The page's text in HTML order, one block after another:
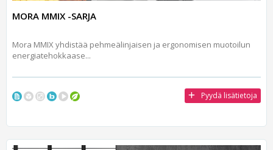
MORA MMIX -SARJA
Mora MMIX yhdistää pehmeälinjaisen ja ergonomisen muotoilun
energiatehokkaase...
Pyydä lisätietoja